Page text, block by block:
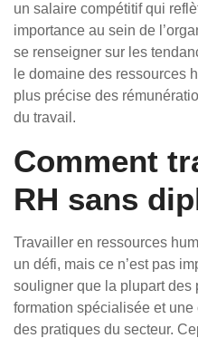
un salaire compétitif qui
importance au sein de
se renseigner sur les
le domaine des ressources
plus précise des
du travail.
Comment
RH sans
Travailler en ressources
un défi, mais ce n’est pas
souligner que la plupart des
formation spécialisée et
des pratiques du secteur.